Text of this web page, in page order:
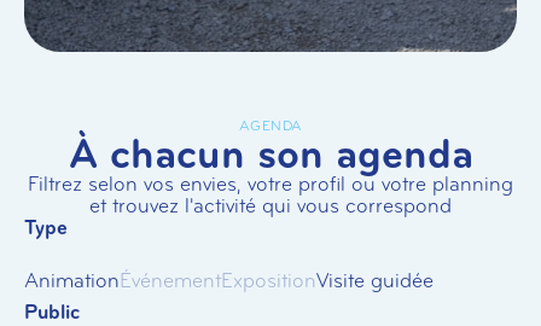
AGENDA
À chacun son agenda
Filtrez selon vos envies, votre profil ou votre planning
et trouvez l'activité qui vous correspond
Type
AnimationÉvénementExpositionVisite guidée
Public